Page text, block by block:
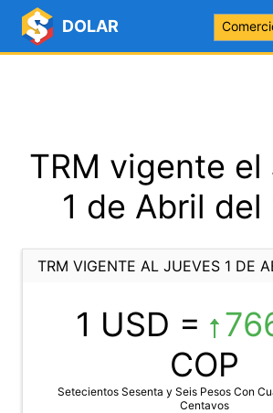
DOLAR
TRM vigente el
1 de Abril del
TRM VIGENTE AL JUEVES 1 DE
1 USD =
COP
Setecientos Sesenta y Seis Pesos Con
Centavos